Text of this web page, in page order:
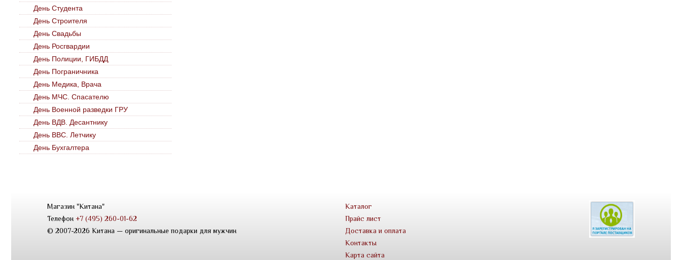
День Студента
День Строителя
День Свадьбы
День Росгвардии
День Полиции, ГИБДД
День Пограничника
День Медика, Врача
День МЧС. Спасателю
День Военной разведки ГРУ
День ВДВ. Десантнику
День ВВС. Летчику
День Бухгалтера
Магазин "Китана"
Телефон +7 (495) 260-01-62
© 2007-2026 Китана — оригинальные подарки для мужчин
Каталог
Прайс лист
Доставка и оплата
Контакты
Карта сайта